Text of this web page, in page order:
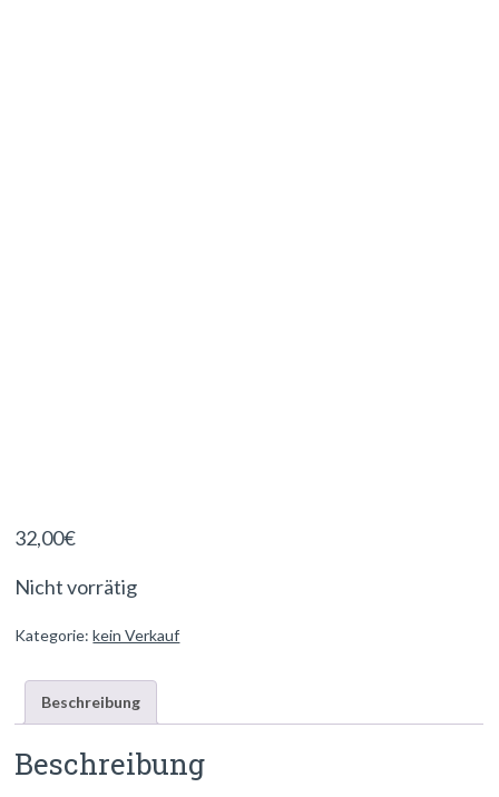
32,00€
Nicht vorrätig
Kategorie:kein Verkauf
Beschreibung
Beschreibung